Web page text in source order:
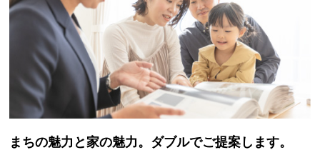
まちの魅力と家の魅力。ダブルでご提案します。